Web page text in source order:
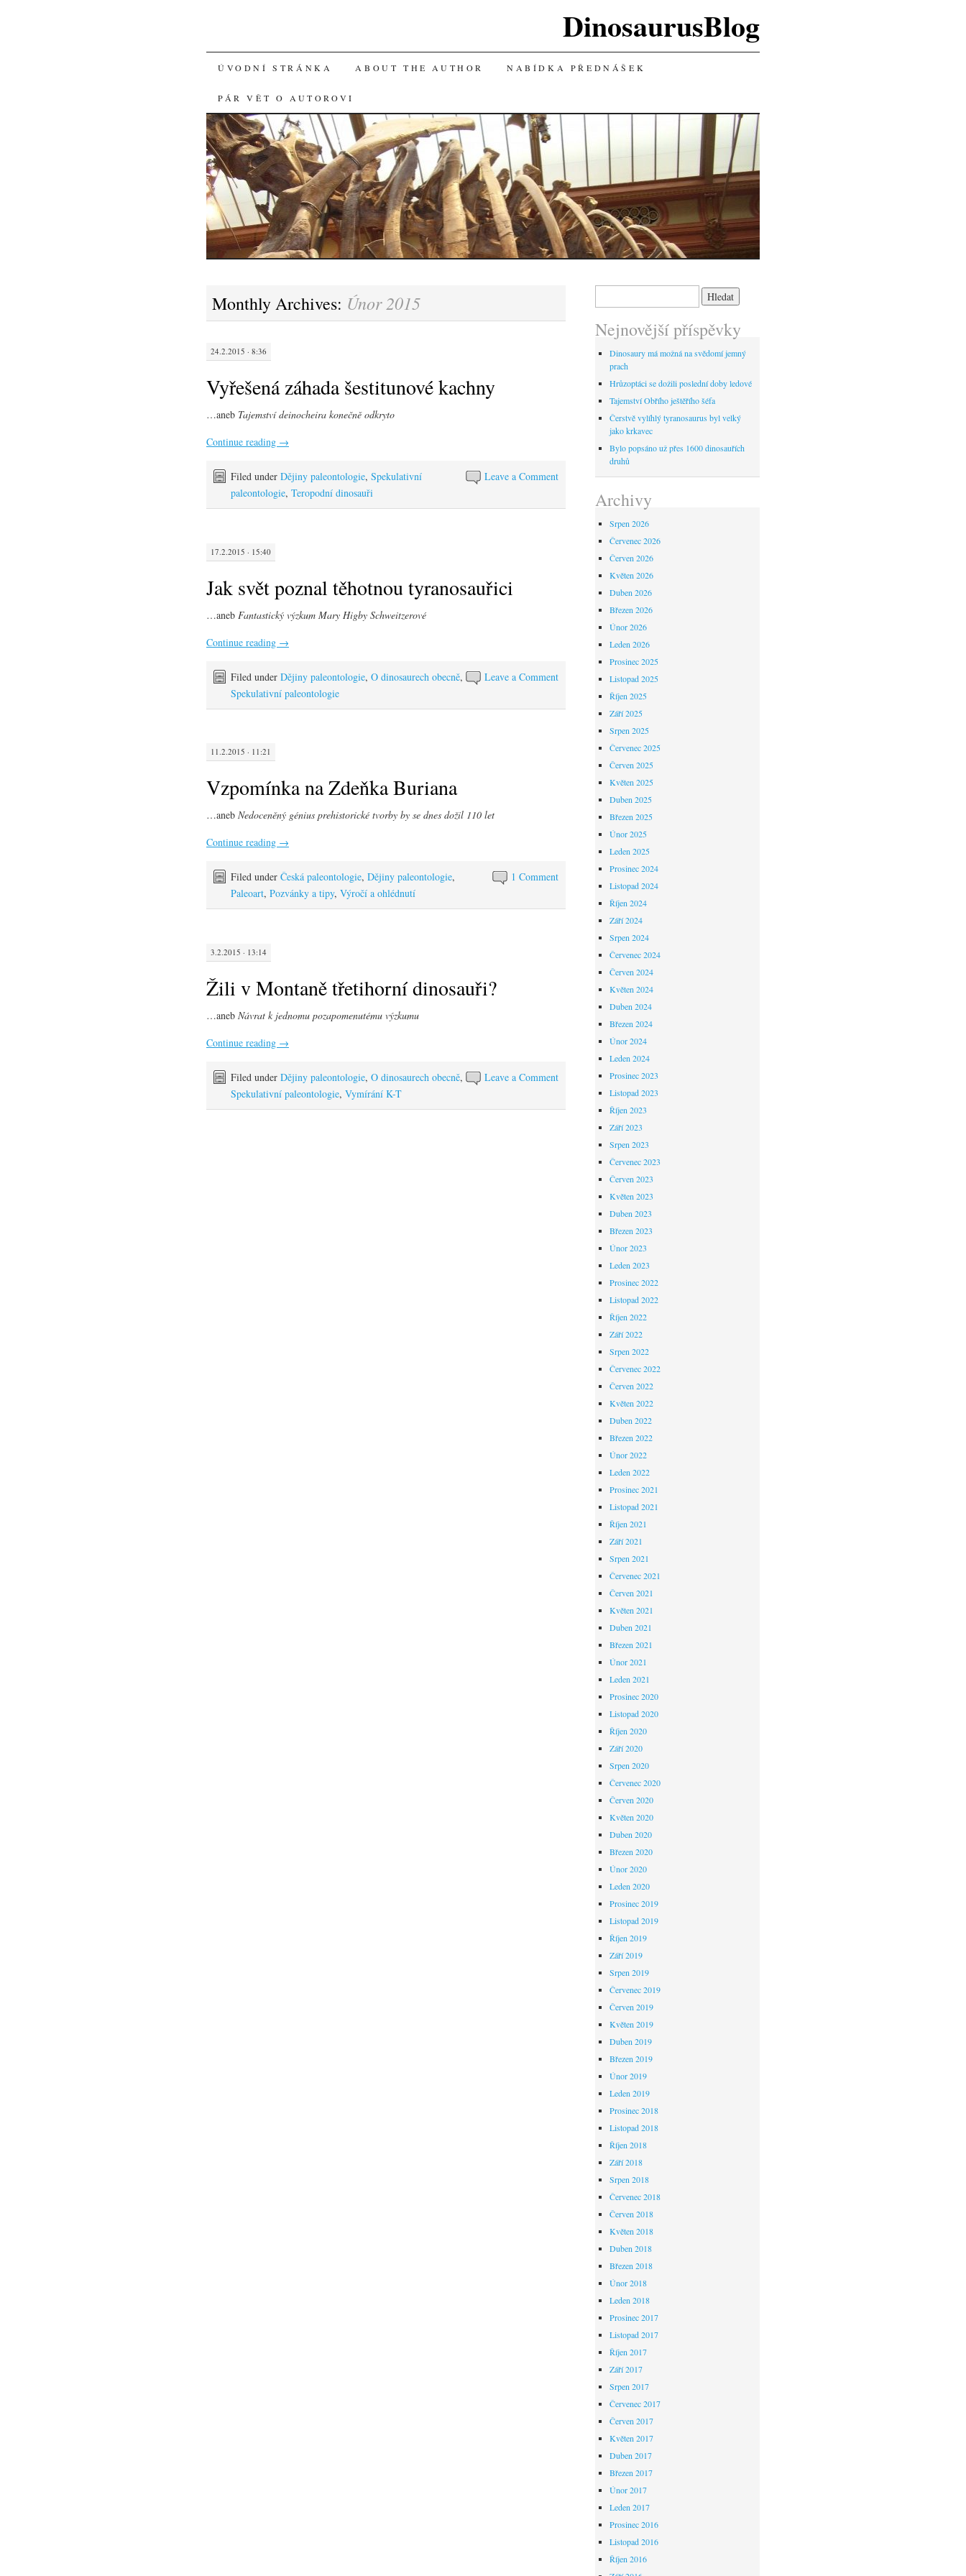
DinosaurusBlog
SKIP
TO
CONTENT
ÚVODNÍ STRÁNKA ABOUT THE AUTHOR NABÍDKA PŘEDNÁŠEK
PÁR VĚT O AUTOROVI
Monthly Archives: Únor 2015
24.2.2015 · 8:36
Vyřešená záhada šestitunové kachny
…aneb Tajemství deinocheira konečně odkryto
Continue reading →
Leave a Comment
Filed under Dějiny paleontologie, Spekulativní
paleontologie, Teropodní dinosauři
17.2.2015 · 15:40
Jak svět poznal těhotnou tyranosauřici
…aneb Fantastický výzkum Mary Higby Schweitzerové
Continue reading →
Leave a Comment
Filed under Dějiny paleontologie, O dinosaurech obecně,
Spekulativní paleontologie
11.2.2015 · 11:21
Vzpomínka na Zdeňka Buriana
…aneb Nedoceněný génius prehistorické tvorby by se dnes dožil 110 let
Continue reading →
1 Comment
Filed under Česká paleontologie, Dějiny paleontologie,
Paleoart, Pozvánky a tipy, Výročí a ohlédnutí
3.2.2015 · 13:14
Žili v Montaně třetihorní dinosauři?
…aneb Návrat k jednomu pozapomenutému výzkumu
Continue reading →
Leave a Comment
Filed under Dějiny paleontologie, O dinosaurech obecně,
Spekulativní paleontologie, Vymírání K-T
Nejnovější příspěvky
Dinosaury má možná na svědomí jemný
prach
Hrůzoptáci se dožili poslední doby ledové
Tajemství Obřího ještěřího šéfa
Čerstvě vylíhlý tyranosaurus byl velký
jako krkavec
Bylo popsáno už přes 1600 dinosauřích
druhů
Archivy
Srpen 2026
Červenec 2026
Červen 2026
Květen 2026
Duben 2026
Březen 2026
Únor 2026
Leden 2026
Prosinec 2025
Listopad 2025
Říjen 2025
Září 2025
Srpen 2025
Červenec 2025
Červen 2025
Květen 2025
Duben 2025
Březen 2025
Únor 2025
Leden 2025
Prosinec 2024
Listopad 2024
Říjen 2024
Září 2024
Srpen 2024
Červenec 2024
Červen 2024
Květen 2024
Duben 2024
Březen 2024
Únor 2024
Leden 2024
Prosinec 2023
Listopad 2023
Říjen 2023
Září 2023
Srpen 2023
Červenec 2023
Červen 2023
Květen 2023
Duben 2023
Březen 2023
Únor 2023
Leden 2023
Prosinec 2022
Listopad 2022
Říjen 2022
Září 2022
Srpen 2022
Červenec 2022
Červen 2022
Květen 2022
Duben 2022
Březen 2022
Únor 2022
Leden 2022
Prosinec 2021
Listopad 2021
Říjen 2021
Září 2021
Srpen 2021
Červenec 2021
Červen 2021
Květen 2021
Duben 2021
Březen 2021
Únor 2021
Leden 2021
Prosinec 2020
Listopad 2020
Říjen 2020
Září 2020
Srpen 2020
Červenec 2020
Červen 2020
Květen 2020
Duben 2020
Březen 2020
Únor 2020
Leden 2020
Prosinec 2019
Listopad 2019
Říjen 2019
Září 2019
Srpen 2019
Červenec 2019
Červen 2019
Květen 2019
Duben 2019
Březen 2019
Únor 2019
Leden 2019
Prosinec 2018
Listopad 2018
Říjen 2018
Září 2018
Srpen 2018
Červenec 2018
Červen 2018
Květen 2018
Duben 2018
Březen 2018
Únor 2018
Leden 2018
Prosinec 2017
Listopad 2017
Říjen 2017
Září 2017
Srpen 2017
Červenec 2017
Červen 2017
Květen 2017
Duben 2017
Březen 2017
Únor 2017
Leden 2017
Prosinec 2016
Listopad 2016
Říjen 2016